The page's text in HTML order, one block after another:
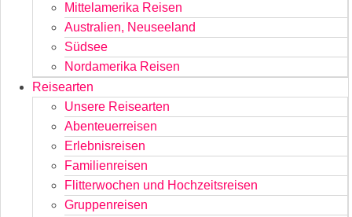
Mittelamerika Reisen
Australien, Neuseeland
Südsee
Nordamerika Reisen
Reisearten
Unsere Reisearten
Abenteuerreisen
Erlebnisreisen
Familienreisen
Flitterwochen und Hochzeitsreisen
Gruppenreisen